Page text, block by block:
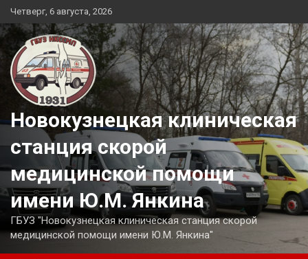
Перейти
к
содержимому
Четверг, 6 августа, 2026
Новокузнецкая клиническая
станция скорой
медицинской помощи
имени Ю.М. Янкина
ГБУЗ "Новокузнецкая клиническая станция скорой
медицинской помощи имени Ю.М. Янкина"